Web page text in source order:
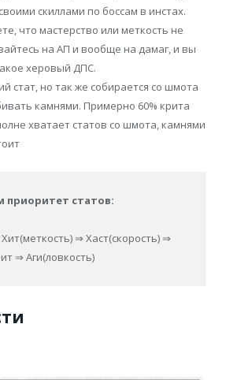
скиллами по боссам в инстах.
что мастерство или меткость не
на АП и вообще на дамаг, и вы
херовый ДПС.
стат, но так же собирается со шмота
камнями. Примерно 60% крита
хватает статов со шмота, камнями
приоритет статов:
⇒ Хаст(скорость) ⇒
⇒ Аги(ловкость)